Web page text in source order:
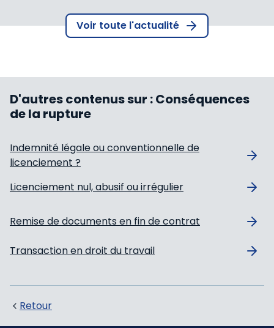
Voir toute l'actualité
D'autres contenus sur :Conséquences
de la rupture
Indemnité légale ou conventionnelle de
licenciement ?
Licenciement nul, abusif ou irrégulier
Remise de documents en fin de contrat
Transaction en droit du travail
Retour